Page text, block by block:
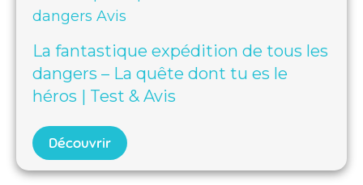
La fantastique expédition de tous les
dangers – La quête dont tu es le
héros | Test & Avis
Découvrir